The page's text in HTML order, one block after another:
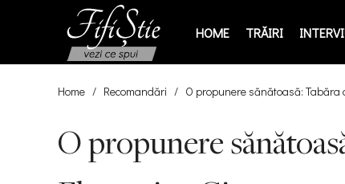
HOME TRĂIRI
Home / Recomandări / O propunere sănătoasă:
O propunere